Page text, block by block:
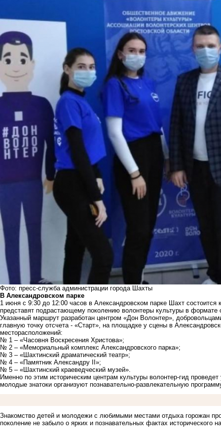
Фото: пресс-служба администрации города Шахты
В Александровском парке
1 июня с 9:30 до 12:00 часов в Александровском парке Шахт состоится
представят подрастающему поколению волонтеры культуры в формате
Указанный маршрут разработан центром «Дон Волонтер»,
главную точку отсчета - «Старт», на площадке у сцены в
месторасположений:
№ 1 – «Часовня Воскресения Христова»;
№ 2 – «Мемориальный комплекс Александровского парка»;
№ 3 – «Шахтинский драматический театр»;
№ 4 – «Памятник Александру II»;
№ 5 – «Шахтинский краеведческий музей».
Именно по этим историческим центрам культуры волонтер-гид
молодые знатоки организуют познавательно-развлекательную
Знакомство детей и молодежи с любимыми местами отдыха горожан
поколение не забыло о ярких и познавательных фактах исторического